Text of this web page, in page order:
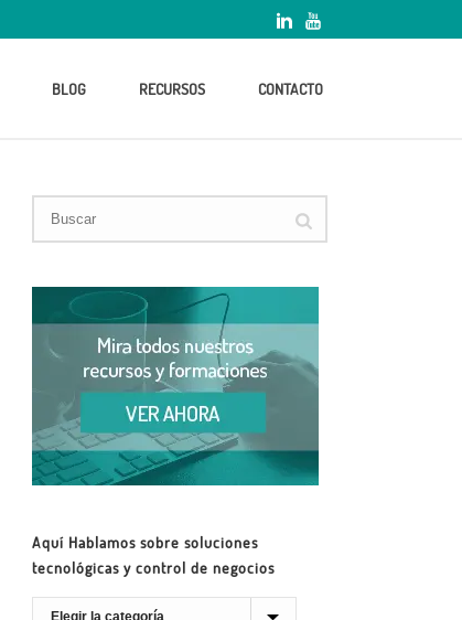
BLOG RECURSOS CONTACTO
Aquí Hablamos sobre soluciones
tecnológicas y control de negocios